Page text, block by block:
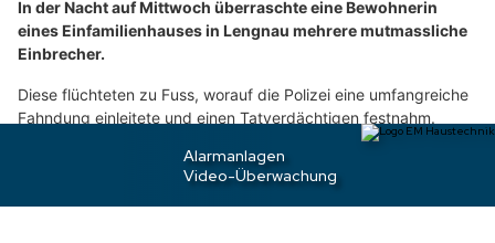
n
S
i
e
b
in ein Einfamilienhausverhaftet.
Kurz nach 13.15 Uhr meldete eine Bewohnerin der
Einsatzzentrale der Kantonspolizei Zürich verdächtige
Personen bei ihrem Einfamilienhaus.